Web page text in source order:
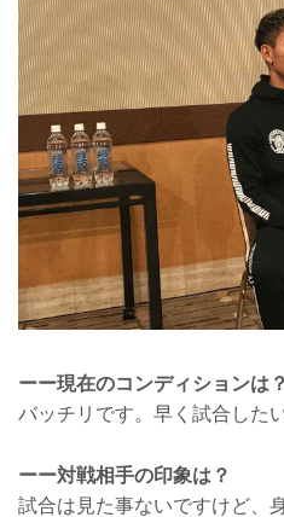
ーー現在のコンディションは？
バッチリです。早く試合した
ーー対戦相手の印象は？
試合は見た事ないですけど、